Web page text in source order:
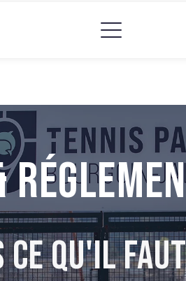
CE QU'IL